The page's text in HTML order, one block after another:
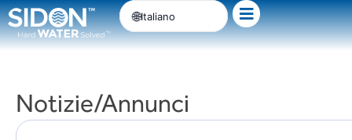
Passa
al
contenuto
Italiano
Notizie/Annunci